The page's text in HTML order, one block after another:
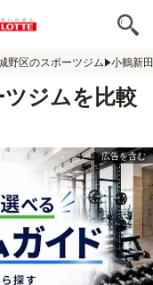
野区のスポーツジム 小鶴新
ジムを比較